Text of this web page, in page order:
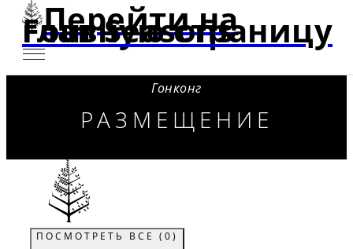
Перейти на
главную страницу Four Seasons
Гонконг
РАЗМЕЩЕНИЕ
ПОСМОТРЕТЬ ВСЕ ( 0)